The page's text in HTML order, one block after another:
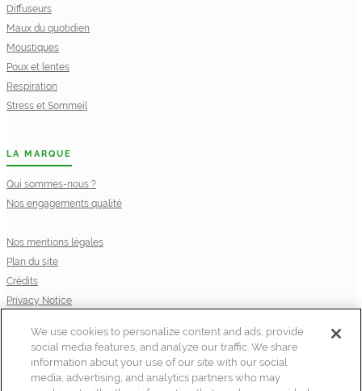
Diffuseurs
Maux du quotidien
Moustiques
Poux et lentes
Respiration
Stress et Sommeil
LA MARQUE
Qui sommes-nous ?
Nos engagements qualité
Nos mentions légales
Plan du site
Crédits
Privacy Notice
We use cookies to personalize content and ads, provide
social media features, and analyze our traffic. We share
information about your use of our site with our social
media, advertising, and analytics partners who may